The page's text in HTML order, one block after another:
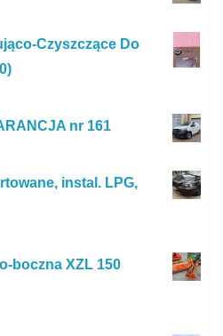
Czyszczące Do
nr 161
instal. LPG,
boczna XZL 150